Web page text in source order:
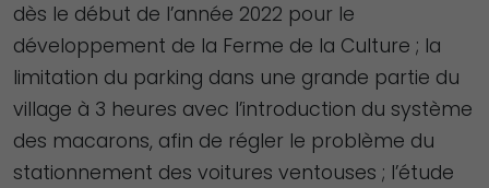
dès le début de l’année 2022 pour le
développement de la Ferme de la Culture ; la
limitation du parking dans une grande partie du
village à 3 heures avec l’introduction du système
des macarons, afin de régler le problème du
stationnement des voitures ventouses ; l’étude